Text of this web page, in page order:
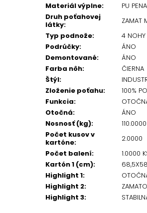
Materiál výplne:
PU PENA
Druh poťahovej
látky:
ZAMAT
Typ podnože:
4 NOHY
Podrúčky:
ÁNO
Demontované:
ÁNO
Farba nôh:
ČIERNA
Štýl:
Zloženie poťahu:
100%
Funkcia:
Otočná:
ÁNO
Nosnosť (kg):
Počet kusov v
kartóne:
2.0000
Počet balení:
1.0000
Kartón 1 (cm):
Highlight 1:
Highlight 2:
Highlight 3: